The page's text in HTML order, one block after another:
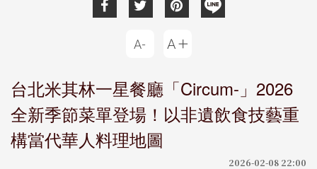
台北米其林一星餐廳「Circum-」2026
全新季節菜單登場！以非遺飲食技藝重
構當代華人料理地圖
2026-02-08 22:00